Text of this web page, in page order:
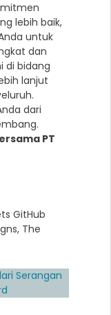
lebih baik,
untuk
dan
di bidang
lanjut
dari
PT
GitHub
The
Serangan